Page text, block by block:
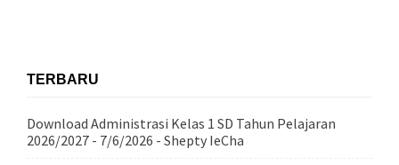
TERBARU
Download Administrasi Kelas 1 SD Tahun Pelajaran
2026/2027 - 7/6/2026 - Shepty IeCha